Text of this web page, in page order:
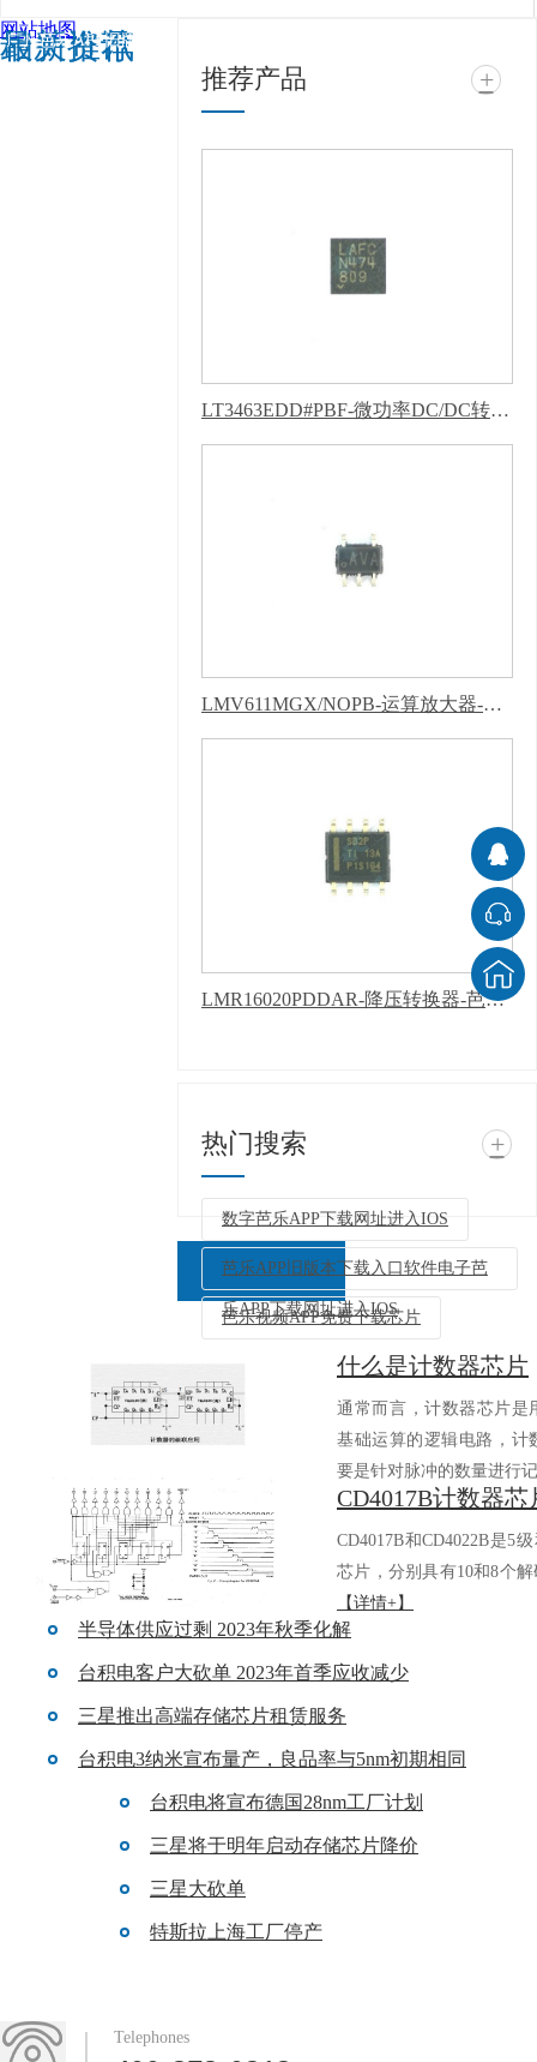
推荐产品 +
LT3463EDD#PBF-微功率DC/DC转换器-芭乐APP下载网址进入IOS
LMV611MGX/NOPB-运算放大器-芭乐APP下载网址进入IOS
LMR16020PDDAR-降压转换器-芭乐APP下载网址进入IOS
热门搜索 +
数字芭乐APP下载网址进入IOS
芭乐APP旧版本下载入口软件电子芭
乐APP下载网址进入IOS
芭乐视频APP免费下载芯片
相关推荐
什么是计数器芯片
通常而言，计数器芯片
基础运算的逻辑电路，
要是针对脉冲的数量进行
CD4017B和CD4022B是5
芯片，分别具有10和8个
【详情+】
最新资讯
半导体供应过剩 2023年秋季化解
台积电客户大砍单 2023年首季应收减少
三星推出高端存储芯片租赁服务
台积电3纳米宣布量产，良品率与5nm初期相同
台积电将宣布德国28nm工厂计划
三星将于明年启动存储芯片降价
三星大砍单
特斯拉上海工厂停产
Telephones
广州芭乐APP旧版本下
网站地图